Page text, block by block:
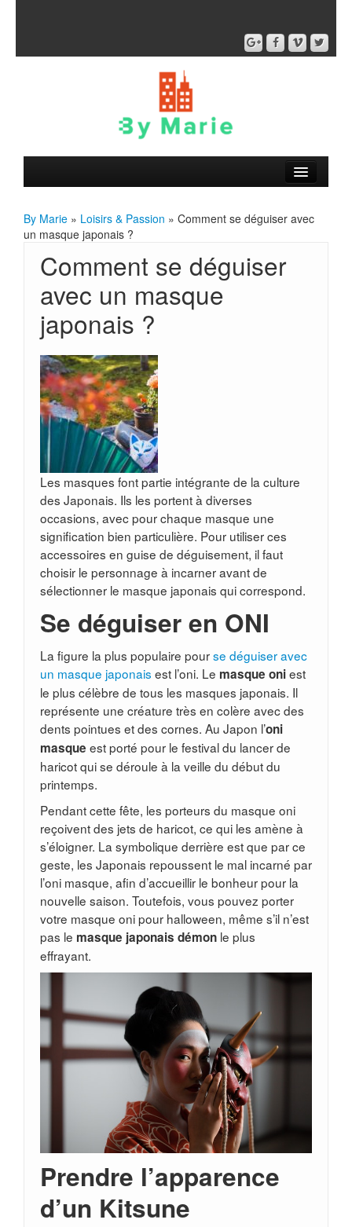
By Marie » Loisirs & Passion » Comment se déguiser avec
un masque japonais ?
Comment se déguiser
avec un masque
japonais ?
Les masques font partie intégrante de la culture
des Japonais. Ils les portent à diverses
occasions, avec pour chaque masque une
signification bien particulière. Pour utiliser ces
accessoires en guise de déguisement, il faut
choisir le personnage à incarner avant de
sélectionner le masque japonais qui correspond.
Se déguiser en ONI
La figure la plus populaire pourse déguiser avec
un masque japonais est l’oni. Le masque oniest
le plus célèbre de tous les masques japonais. Il
représente une créature très en colère avec des
dents pointues et des cornes. Au Japon l’oni
masque est porté pour le festival du lancer de
haricot qui se déroule à la veille du début du
printemps.
Pendant cette fête, les porteurs du masque oni
reçoivent des jets de haricot, ce qui les amène à
s’éloigner. La symbolique derrière est que par ce
geste, les Japonais repoussent le mal incarné par
l’oni masque, afin d’accueillir le bonheur pour la
nouvelle saison. Toutefois, vous pouvez porter
votre masque oni pour halloween, même s’il n’est
pas le masque japonais démon le plus
effrayant.
Prendre l’apparence
d’un Kitsune